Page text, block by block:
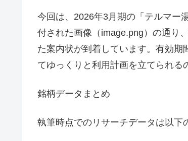
今回は、2026年3月期の「テルマー
付された画像（image.png）の通り
た案内状が到着しています。有効
てゆっくりと利用計画を立てられる
銘柄データまとめ
執筆時点でのリサーチデータは以下